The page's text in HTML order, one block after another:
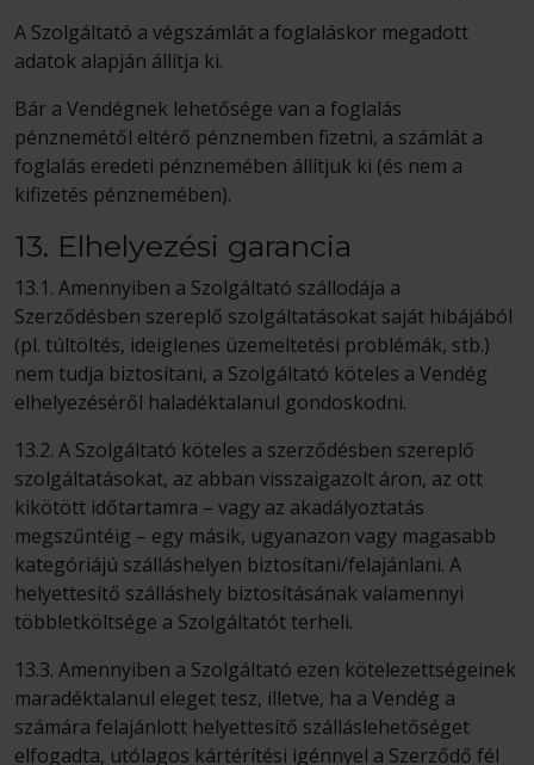
A Szolgáltató a végszámlát a foglaláskor megadott
adatok alapján állítja ki.
Bár a Vendégnek lehetősége van a foglalás
pénznemétől eltérő pénznemben fizetni, a számlát a
foglalás eredeti pénznemében állítjuk ki (és nem a
kifizetés pénznemében).
13. Elhelyezési garancia
13.1. Amennyiben a Szolgáltató szállodája a
Szerződésben szereplő szolgáltatásokat saját hibájából
(pl. túltöltés, ideiglenes üzemeltetési problémák, stb.)
nem tudja biztosítani, a Szolgáltató köteles a Vendég
elhelyezéséről haladéktalanul gondoskodni.
13.2. A Szolgáltató köteles a szerződésben szereplő
szolgáltatásokat, az abban visszaigazolt áron, az ott
kikötött időtartamra – vagy az akadályoztatás
megszűntéig – egy másik, ugyanazon vagy magasabb
kategóriájú szálláshelyen biztosítani/felajánlani. A
helyettesítő szálláshely biztosításának valamennyi
többletköltsége a Szolgáltatót terheli.
13.3. Amennyiben a Szolgáltató ezen kötelezettségeinek
maradéktalanul eleget tesz, illetve, ha a Vendég a
számára felajánlott helyettesítő szálláslehetőséget
elfogadta, utólagos kártérítési igénnyel a Szerződő fél